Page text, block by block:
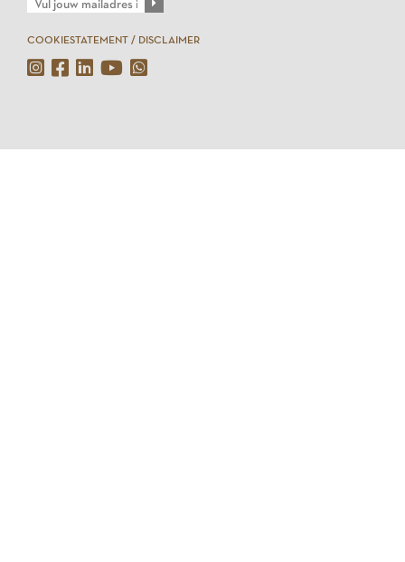
COOKIESTATEMENT / DISCLAIMER